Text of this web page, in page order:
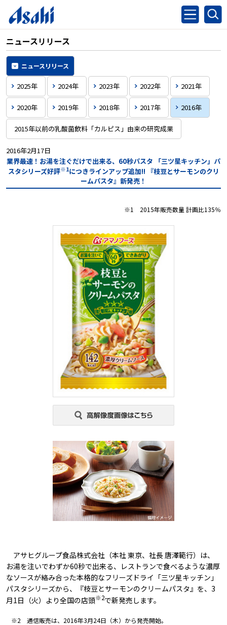
ニュースリリース
ニュースリリース
2025年 2024年 2023年 2022年 2021年
2020年 2019年 2018年 2017年 2016年
2015年以前の乳酸菌飲料「カルピス」由来の研究成果
2016年2月17日
業界最速！お湯を注ぐだけで出来る、60秒パスタ 「三ツ星キッチン」パ
スタシリーズ好評※1につきラインアップ追加!! 『枝豆とサーモンのクリ
ームパスタ』新発売！
※1 2015年販売数量 計画比135％
アサヒグループ食品株式会社（本社 東京、社長 唐澤範行）は、
お湯を注いでわずか60秒で出来る、レストランで食べるような濃厚
なソースが絡み合った本格的なフリーズドライ「三ツ星キッチン」
パスタシリーズから、『枝豆とサーモンのクリームパスタ』を、3
月1日（火）より全国の店頭※2で新発売します。
※2 通信販売は、2016年3月24日（木）から発売開始。